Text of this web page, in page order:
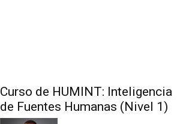
Curso de HUMINT: Inteligencia
de Fuentes Humanas (Nivel 1)